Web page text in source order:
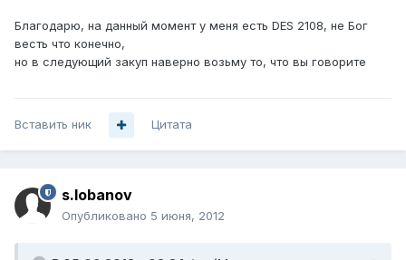
Благодарю, на данный момент у меня есть DES 2108, не Бог
весть что конечно,
но в следующий закуп наверно возьму то, что вы говорите
Вставить ник Цитата
s.lobanov
Опубликовано 5 июня, 2012